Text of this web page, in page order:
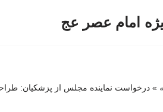
امام عصر عج
»درخواست نماینده مجلس از پزشکیان: طراحان بنزین ۱۵ هزار تومانی